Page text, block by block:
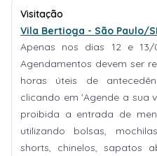
Visitação
Vila Bertioga - São Paulo/
Apenas nos dias 12 e 13/
Agendamentos devem ser
horas úteis de
clicando em 'Agende a sua
proibida a entrada de
utilizando bolsas,
shorts, chinelos, sapatos